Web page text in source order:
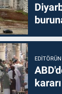
kararı